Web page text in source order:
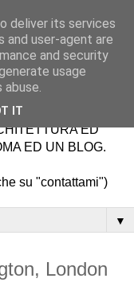
ED
ED UN BLOG.
su "contattami")
▼
London
deliver its services
and user-agent are
and security
usage
IT